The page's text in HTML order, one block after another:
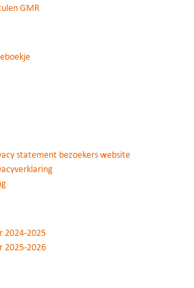
GMR
statement bezoekers website
2024-2025
2025-2026